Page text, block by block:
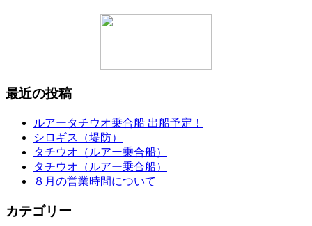
最近の投稿
ルアータチウオ乗合船 出船予定！
シロギス（堤防）
タチウオ（ルアー乗合船）
タチウオ（ルアー乗合船）
８月の営業時間について
カテゴリー